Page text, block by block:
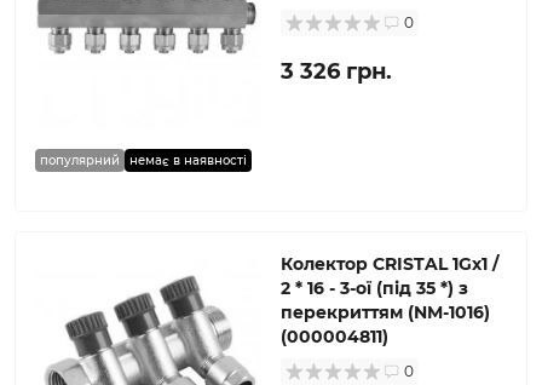
популярний немає в наявності
0
3 326 грн.
Колектор CRISTAL 1Gх1 /
2 * 16 - 3-ої (під 35 *) з
перекриттям (NM-1016)
(000004811)
0